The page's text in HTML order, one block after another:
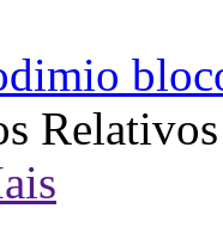
Relativos